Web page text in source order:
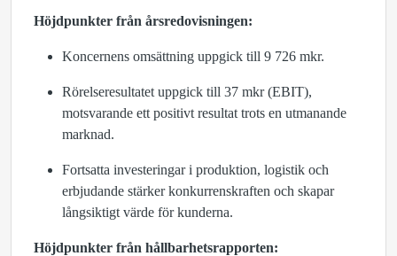
Höjdpunkter från årsredovisningen:
Koncernens omsättning uppgick till 9 726 mkr.
Rörelseresultatet uppgick till 37 mkr (EBIT),
motsvarande ett positivt resultat trots en utmanande
marknad.
Fortsatta investeringar i produktion, logistik och
erbjudande stärker konkurrenskraften och skapar
långsiktigt värde för kunderna.
Höjdpunkter från hållbarhetsrapporten: